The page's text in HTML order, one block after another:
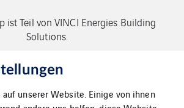
ist Teil von VINCI Energies Building
Solutions.
Copyright G+H Group
unserer Website. Einige von ihnen